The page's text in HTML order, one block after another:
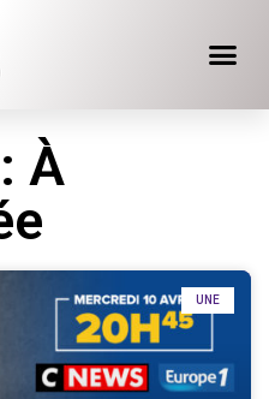
À
UNE